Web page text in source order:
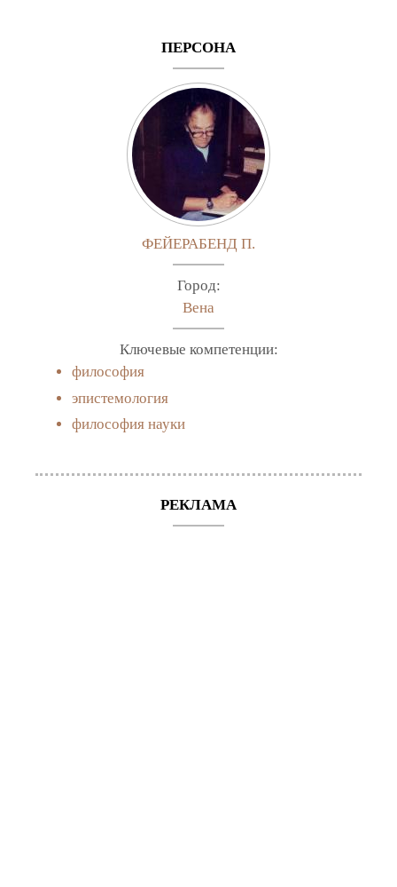
ПЕРСОНА
ФЕЙЕРАБЕНД П.
Город:
Вена
Ключевые компетенции:
философия
эпистемология
философия науки
РЕКЛАМА